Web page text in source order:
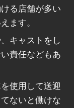
る店舗が多い
ます。
キャストをし
責任などもあ
使用して送迎
ないと働けな